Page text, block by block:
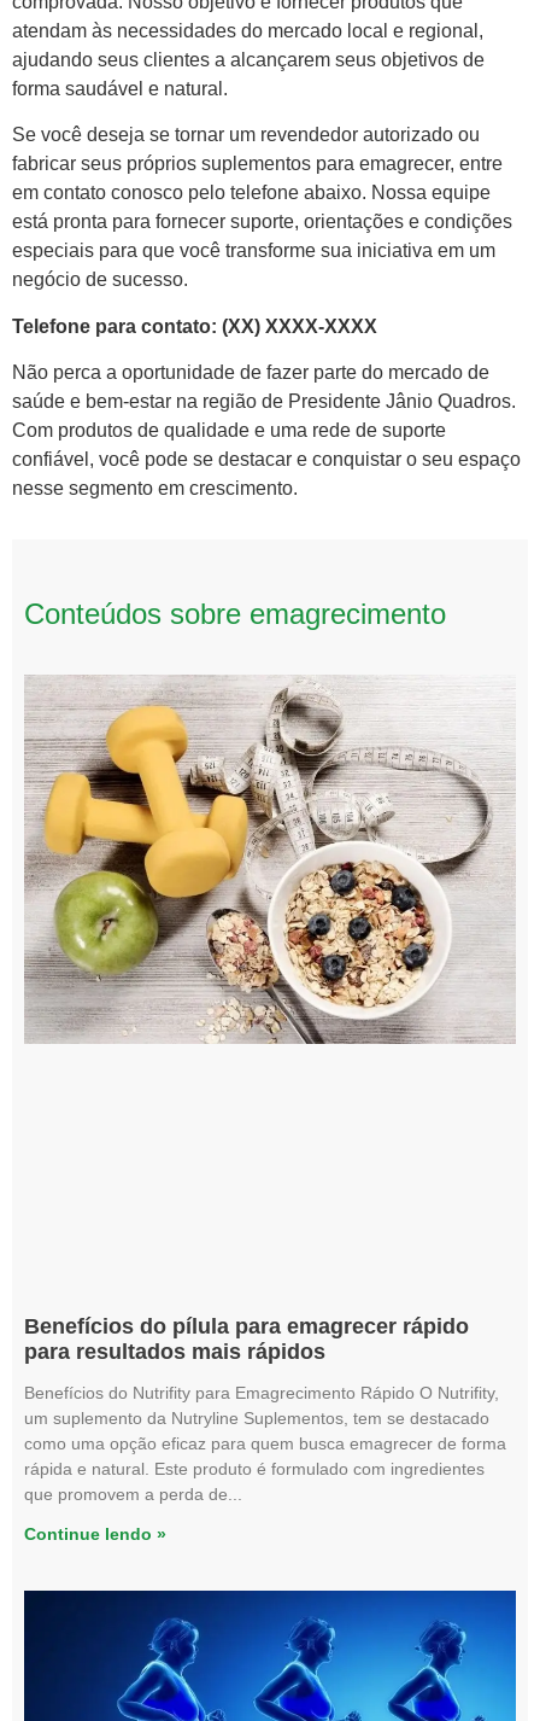
atendam às necessidades do mercado local e regional,
ajudando seus clientes a alcançarem seus objetivos de
forma saudável e natural.
Se você deseja se tornar um revendedor autorizado ou
fabricar seus próprios suplementos para emagrecer, entre
em contato conosco pelo telefone abaixo. Nossa equipe
está pronta para fornecer suporte, orientações e condições
especiais para que você transforme sua iniciativa em um
negócio de sucesso.
Telefone para contato: (XX) XXXX-XXXX
Não perca a oportunidade de fazer parte do mercado de
saúde e bem-estar na região de Presidente Jânio Quadros.
Com produtos de qualidade e uma rede de suporte
confiável, você pode se destacar e conquistar o seu espaço
nesse segmento em crescimento.
Conteúdos sobre emagrecimento
Benefícios do pílula para emagrecer rápido
para resultados mais rápidos
Benefícios do Nutrifity para Emagrecimento Rápido O Nutrifity,
um suplemento da Nutryline Suplementos, tem se destacado
como uma opção eficaz para quem busca emagrecer de forma
rápida e natural. Este produto é formulado com ingredientes
que promovem a perda de
Continue lendo »